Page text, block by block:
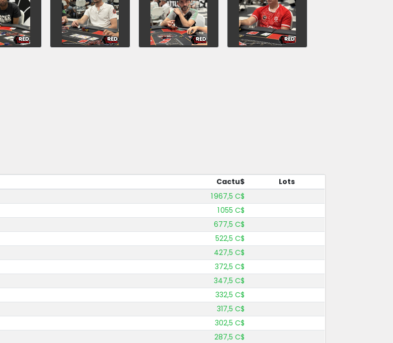
Cactu$
Lots
1 967,5 C$
1 055 C$
677,5 C$
522,5 C$
427,5 C$
372,5 C$
347,5 C$
332,5 C$
317,5 C$
302,5 C$
287,5 C$